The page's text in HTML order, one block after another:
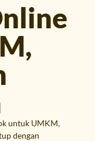
untuk UMKM,
dengan